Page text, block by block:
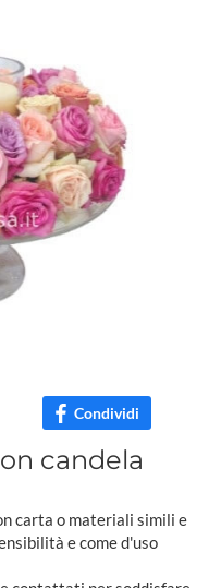
Condividi
candela
carta o materiali simili e
e come d'uso